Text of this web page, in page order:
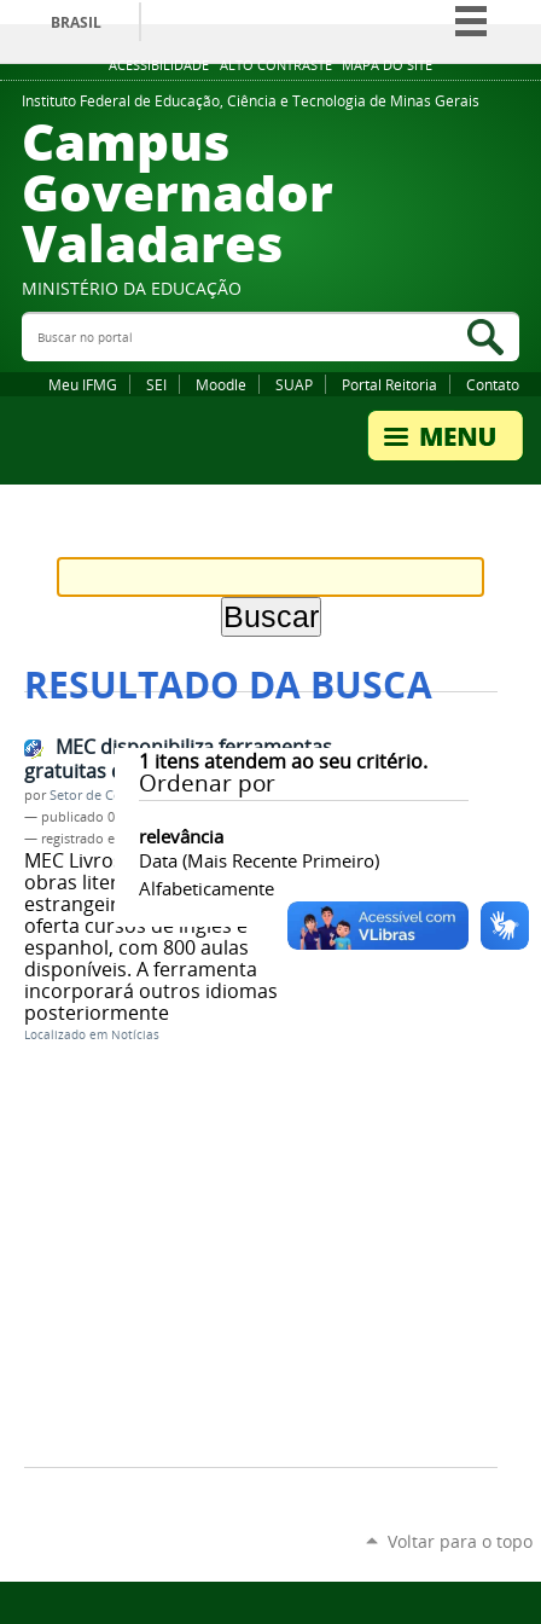
ACESSIBILIDADE ALTO CONTRASTE MAPA DO SITE
BRASIL
Simplifique!
Comunica BR
Instituto Federal de Educação, Ciência e Tecnologia de Minas Gerais
Campus
Governador
Valadares
MINISTÉRIO DA EDUCAÇÃO
Buscar no portal
Meu IFMG SEI Moodle SUAP Portal Reitoria Contato
RESULTADO DA BUSCA
1 itens atendem ao seu critério.
Ordenar por
relevância
Data (mais Recente Primeiro)
Alfabeticamente
MEC disponibiliza ferramentas
gratuitas de livros e idiomas
porSetor de Comunicação
— publicado 07/04/2026
— registrado em:
MEC,MEC Livros
MEC Livros conta com quase 8 mil
obras literárias nacionais e
estrangeiras. Já o MEC Idiomas
oferta cursos de inglês e
espanhol, com 800 aulas
disponíveis. A ferramenta
incorporará outros idiomas
posteriormente
Localizado em Notícias
Voltar para o topo